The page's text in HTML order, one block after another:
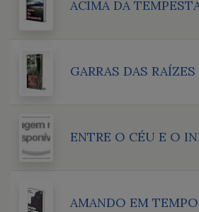
ACIMA DA
GARRAS DAS RAÍZES
ENTRE O CÉU E O
AMANDO EM